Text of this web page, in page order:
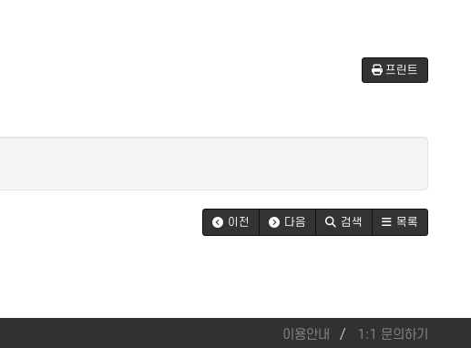
프린트
이전 다음 검색 목록
이용안내 1:1 문의하기